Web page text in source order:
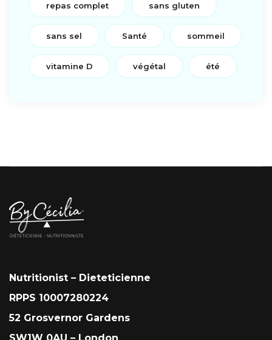
repas complet sans gluten
sans sel Santé sommeil
vitamine D végétal été
Nutritionist – Dieteticienne
RPPS 10007280224
52 Grosvernor Gardens